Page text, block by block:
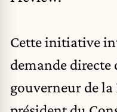
Cette initiative
demande directe
gouverneur de